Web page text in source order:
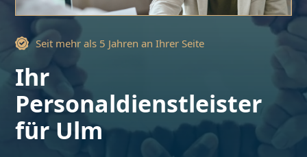
Seit mehr als 5 Jahren an Ihrer Seite
Ihr
Personaldienstleister
für Ulm
Slide 1 of 3.